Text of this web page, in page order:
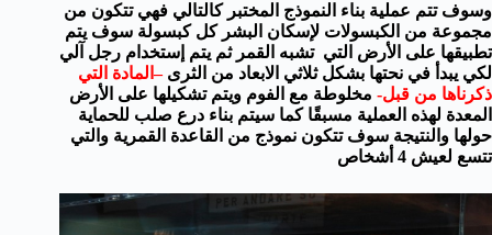
وسوف تتم عملية بناء النموذج المختبر كالتالي فهي تتكون من
مجموعة من الكبسولات لإسكان البشر كل كبسولة سوف يتم
تطبيقها على الأرض التي تشبه القمر ثم يتم إستخدام رجل آلي
لكي يبدأ في نحتها بشكل ثلاثي الابعاد من الثرى–المادة التي
ذكرناها من قبل- مخلوطة مع الفوم ويتم تشكيلها على الأرض
المعدة لهذه العملية مسبقًا كما سيتم بناء درع صلب للحماية
حولها والنتيجة سوف تتكون نموذج من القاعدة القمرية والتي
تتسع لعيش 4 أشخاص